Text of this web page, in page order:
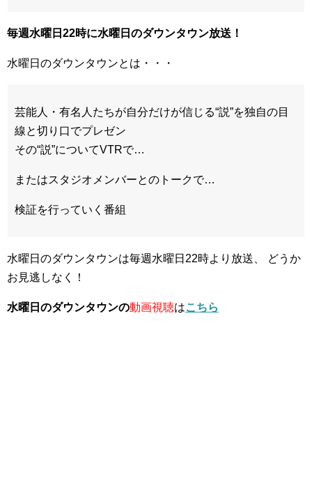
毎週水曜日22時に水曜日のダウンタウン放送！
水曜日のダウンタウンとは・・・
芸能人・有名人たちが自分だけが信じる“説”を独自の目
線と切り口でプレゼン
その“説”についてVTRで…
またはスタジオメンバーとのトークで…
検証を行っていく番組
水曜日のダウンタウンは毎週水曜日22時より放送、 どうか
お見逃しなく！
水曜日のダウンタウンの動画視聴はこちら